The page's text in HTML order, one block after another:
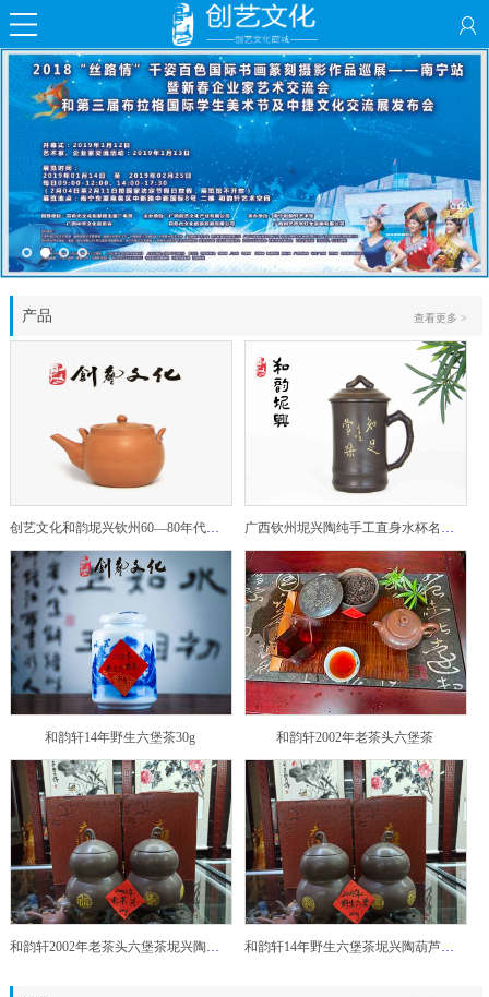
产品 查看更多 >
创艺文化和韵坭兴钦州60—80年代坭兴陶老壶——玉奎壶 广西钦州坭兴陶纯手工直身水杯名家陶瓷大师紫砂建水紫陶
和韵轩14年野生六堡茶30g 和韵轩2002年老茶头六堡茶
和韵轩2002年老茶头六堡茶坭兴陶葫芦茶罐 和韵轩14年野生六堡茶坭兴陶葫芦茶罐